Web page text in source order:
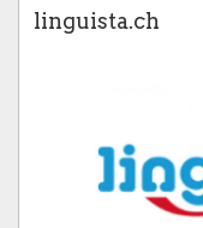
linguista.ch